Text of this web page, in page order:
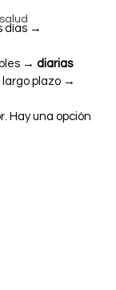
días →
→ diarias
largo plazo →
Hay una opción